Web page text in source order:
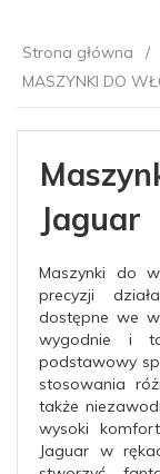
Strona główna
MASZYNKI DO
Jaguar
Maszynki do
precyzji
dostępne we
wygodnie i
podstawowy
stosowania
także
wysoki
Jaguar w